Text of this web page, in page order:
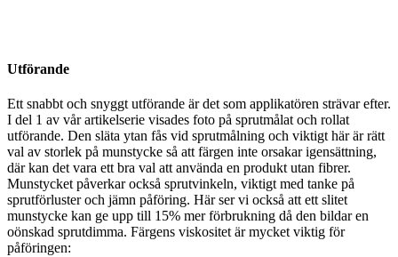
Utförande
Ett snabbt och snyggt utförande är det som applikatören strävar efter.
I del 1 av vår artikelserie visades foto på sprutmålat och rollat
utförande. Den släta ytan fås vid sprutmålning och viktigt här är rätt
val av storlek på munstycke så att färgen inte orsakar igensättning,
där kan det vara ett bra val att använda en produkt utan fibrer.
Munstycket påverkar också sprutvinkeln, viktigt med tanke på
sprutförluster och jämn påföring. Här ser vi också att ett slitet
munstycke kan ge upp till 15% mer förbrukning då den bildar en
oönskad sprutdimma. Färgens viskositet är mycket viktig för
påföringen: